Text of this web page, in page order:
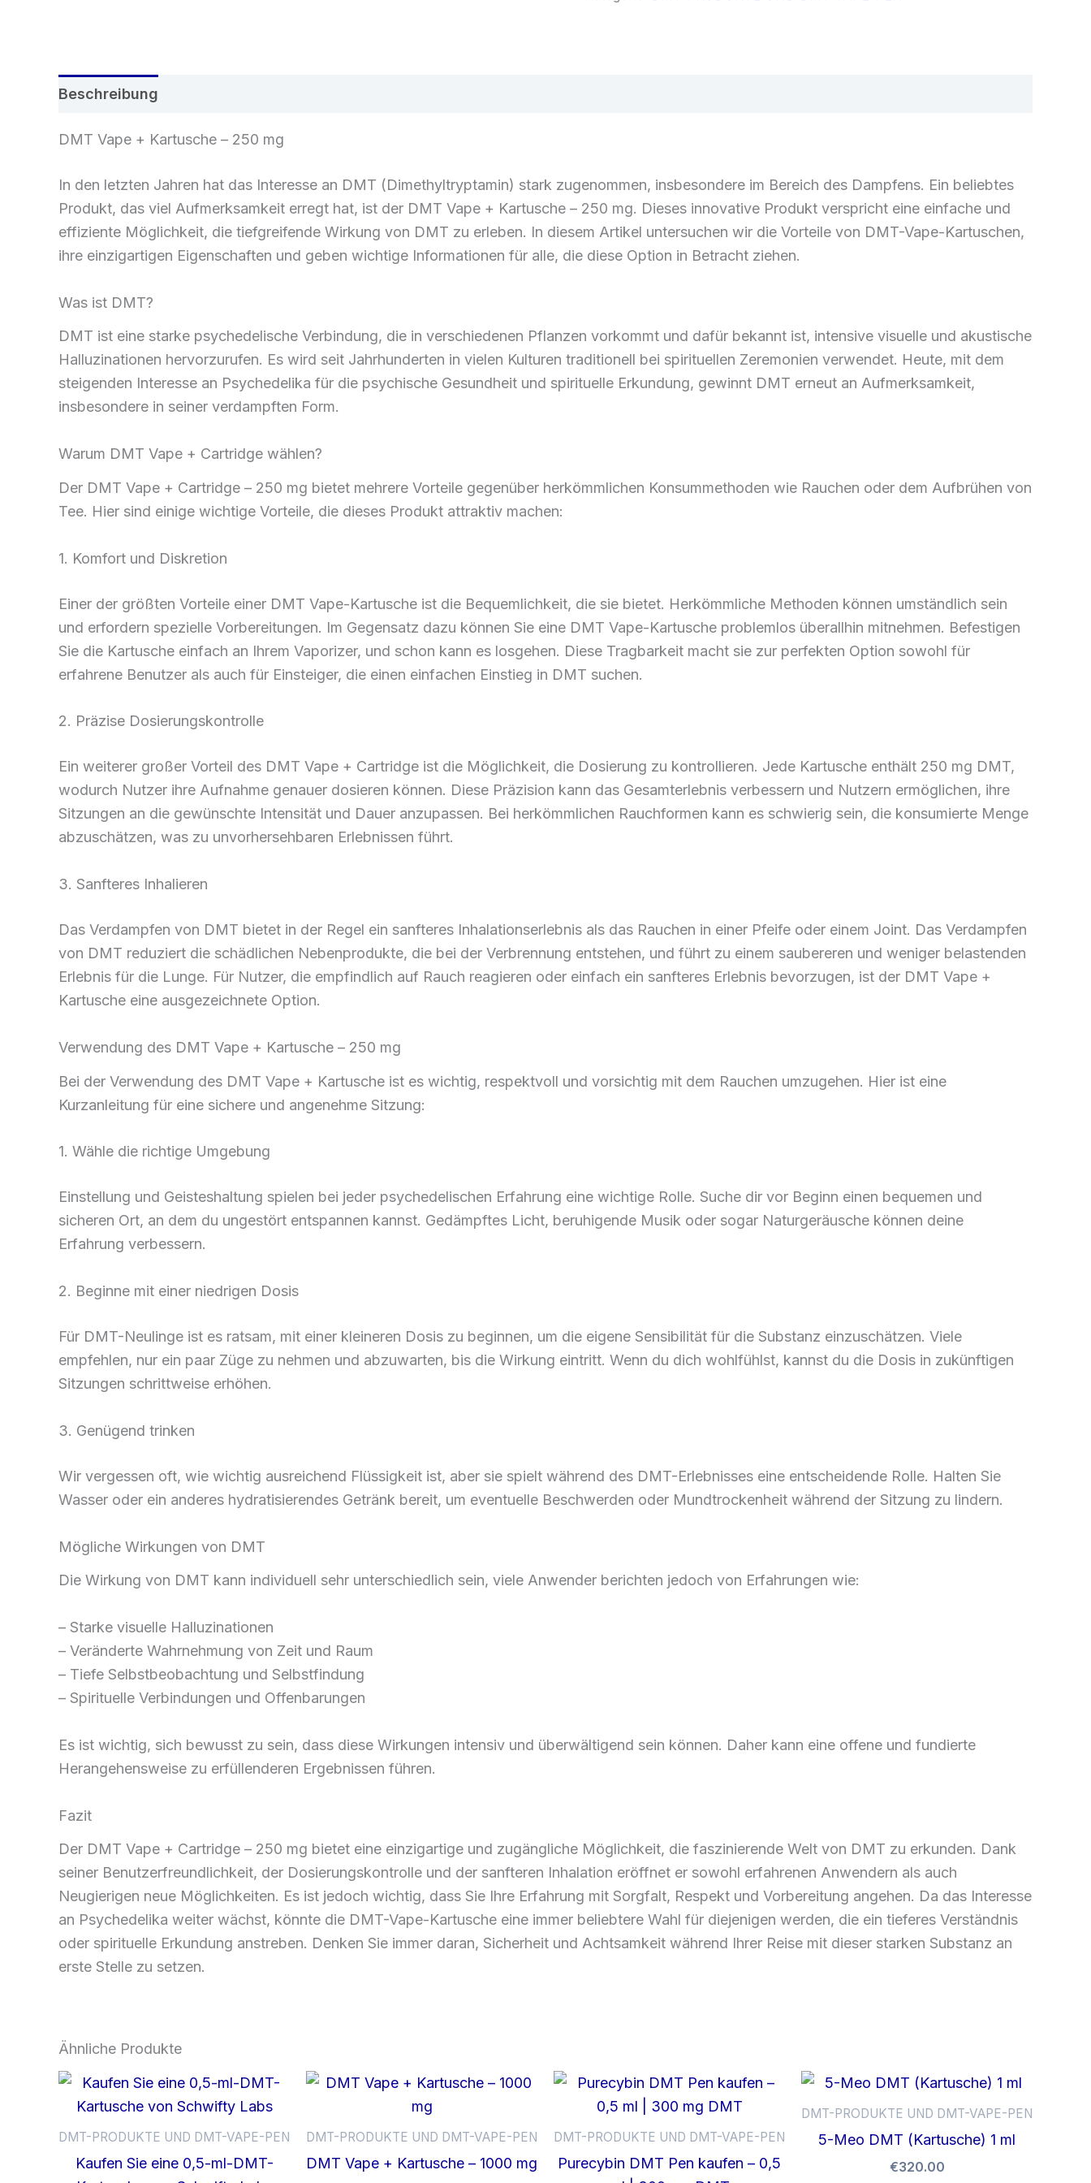
Beschreibung
DMT Vape + Kartusche – 250 mg
In den letzten Jahren hat das Interesse an DMT (Dimethyltryptamin) stark zugenommen, insbesondere im Bereich des Dampfens. Ein beliebtes
Produkt, das viel Aufmerksamkeit erregt hat, ist der DMT Vape + Kartusche – 250 mg. Dieses innovative Produkt verspricht eine einfache und
effiziente Möglichkeit, die tiefgreifende Wirkung von DMT zu erleben. In diesem Artikel untersuchen wir die Vorteile von DMT-Vape-Kartuschen,
ihre einzigartigen Eigenschaften und geben wichtige Informationen für alle, die diese Option in Betracht ziehen.
Was ist DMT?
DMT ist eine starke psychedelische Verbindung, die in verschiedenen Pflanzen vorkommt und dafür bekannt ist, intensive visuelle und akustische
Halluzinationen hervorzurufen. Es wird seit Jahrhunderten in vielen Kulturen traditionell bei spirituellen Zeremonien verwendet. Heute, mit dem
steigenden Interesse an Psychedelika für die psychische Gesundheit und spirituelle Erkundung, gewinnt DMT erneut an Aufmerksamkeit,
insbesondere in seiner verdampften Form.
Warum DMT Vape + Cartridge wählen?
Der DMT Vape + Cartridge – 250 mg bietet mehrere Vorteile gegenüber herkömmlichen Konsummethoden wie Rauchen oder dem Aufbrühen von
Tee. Hier sind einige wichtige Vorteile, die dieses Produkt attraktiv machen:
1. Komfort und Diskretion
Einer der größten Vorteile einer DMT Vape-Kartusche ist die Bequemlichkeit, die sie bietet. Herkömmliche Methoden können umständlich sein
und erfordern spezielle Vorbereitungen. Im Gegensatz dazu können Sie eine DMT Vape-Kartusche problemlos überallhin mitnehmen. Befestigen
Sie die Kartusche einfach an Ihrem Vaporizer, und schon kann es losgehen. Diese Tragbarkeit macht sie zur perfekten Option sowohl für
erfahrene Benutzer als auch für Einsteiger, die einen einfachen Einstieg in DMT suchen.
2. Präzise Dosierungskontrolle
Ein weiterer großer Vorteil des DMT Vape + Cartridge ist die Möglichkeit, die Dosierung zu kontrollieren. Jede Kartusche enthält 250 mg DMT,
wodurch Nutzer ihre Aufnahme genauer dosieren können. Diese Präzision kann das Gesamterlebnis verbessern und Nutzern ermöglichen, ihre
Sitzungen an die gewünschte Intensität und Dauer anzupassen. Bei herkömmlichen Rauchformen kann es schwierig sein, die konsumierte Menge
abzuschätzen, was zu unvorhersehbaren Erlebnissen führt.
3. Sanfteres Inhalieren
Das Verdampfen von DMT bietet in der Regel ein sanfteres Inhalationserlebnis als das Rauchen in einer Pfeife oder einem Joint. Das Verdampfen
von DMT reduziert die schädlichen Nebenprodukte, die bei der Verbrennung entstehen, und führt zu einem saubereren und weniger belastenden
Erlebnis für die Lunge. Für Nutzer, die empfindlich auf Rauch reagieren oder einfach ein sanfteres Erlebnis bevorzugen, ist der DMT Vape +
Kartusche eine ausgezeichnete Option.
Verwendung des DMT Vape + Kartusche – 250 mg
Bei der Verwendung des DMT Vape + Kartusche ist es wichtig, respektvoll und vorsichtig mit dem Rauchen umzugehen. Hier ist eine
Kurzanleitung für eine sichere und angenehme Sitzung:
1. Wähle die richtige Umgebung
Einstellung und Geisteshaltung spielen bei jeder psychedelischen Erfahrung eine wichtige Rolle. Suche dir vor Beginn einen bequemen und
sicheren Ort, an dem du ungestört entspannen kannst. Gedämpftes Licht, beruhigende Musik oder sogar Naturgeräusche können deine
Erfahrung verbessern.
2. Beginne mit einer niedrigen Dosis
Für DMT-Neulinge ist es ratsam, mit einer kleineren Dosis zu beginnen, um die eigene Sensibilität für die Substanz einzuschätzen. Viele
empfehlen, nur ein paar Züge zu nehmen und abzuwarten, bis die Wirkung eintritt. Wenn du dich wohlfühlst, kannst du die Dosis in zukünftigen
Sitzungen schrittweise erhöhen.
3. Genügend trinken
Wir vergessen oft, wie wichtig ausreichend Flüssigkeit ist, aber sie spielt während des DMT-Erlebnisses eine entscheidende Rolle. Halten Sie
Wasser oder ein anderes hydratisierendes Getränk bereit, um eventuelle Beschwerden oder Mundtrockenheit während der Sitzung zu lindern.
Mögliche Wirkungen von DMT
Die Wirkung von DMT kann individuell sehr unterschiedlich sein, viele Anwender berichten jedoch von Erfahrungen wie:
– Starke visuelle Halluzinationen
– Veränderte Wahrnehmung von Zeit und Raum
– Tiefe Selbstbeobachtung und Selbstfindung
– Spirituelle Verbindungen und Offenbarungen
Es ist wichtig, sich bewusst zu sein, dass diese Wirkungen intensiv und überwältigend sein können. Daher kann eine offene und fundierte
Herangehensweise zu erfüllenderen Ergebnissen führen.
Fazit
Der DMT Vape + Cartridge – 250 mg bietet eine einzigartige und zugängliche Möglichkeit, die faszinierende Welt von DMT zu erkunden. Dank
seiner Benutzerfreundlichkeit, der Dosierungskontrolle und der sanfteren Inhalation eröffnet er sowohl erfahrenen Anwendern als auch
Neugierigen neue Möglichkeiten. Es ist jedoch wichtig, dass Sie Ihre Erfahrung mit Sorgfalt, Respekt und Vorbereitung angehen. Da das Interesse
an Psychedelika weiter wächst, könnte die DMT-Vape-Kartusche eine immer beliebtere Wahl für diejenigen werden, die ein tieferes Verständnis
oder spirituelle Erkundung anstreben. Denken Sie immer daran, Sicherheit und Achtsamkeit während Ihrer Reise mit dieser starken Substanz an
erste Stelle zu setzen.
Ähnliche Produkte
DMT-PRODUKTE UND DMT-VAPE-PEN
Kaufen Sie eine 0,5-ml-DMT-
DMT-PRODUKTE UND DMT-VAPE-PEN
DMT Vape + Kartusche – 1000 mg
DMT-PRODUKTE UND DMT-VAPE-PEN
Purecybin DMT Pen kaufen – 0,5
DMT-PRODUKTE UND DMT-VAPE-PEN
5-Meo DMT (Kartusche) 1 ml
€320.00